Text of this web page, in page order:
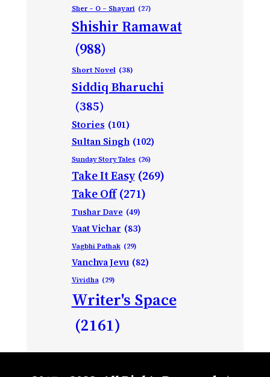
Sher – O – Shayari (27)
Shishir Ramawat
(988)
Short Novel (38)
Siddiq Bharuchi
(385)
Stories (101)
Sultan Singh (102)
Sunday Story Tales (26)
Take It Easy (269)
Take Off (271)
Tushar Dave (49)
Vaat Vichar (83)
Vagbhi Pathak (29)
Vanchva Jevu (82)
Vividha (29)
Writer's Space
(2161)